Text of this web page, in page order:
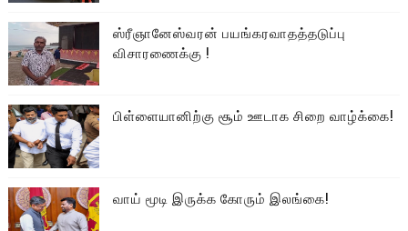
ஸ்ரீஞானேஸ்வரன் பயங்கரவாதத்தடுப்பு
விசாரணைக்கு !
பிள்ளையானிற்கு சூம் ஊடாக சிறை வாழ்க்கை!
வாய் மூடி இருக்க கோரும் இலங்கை!